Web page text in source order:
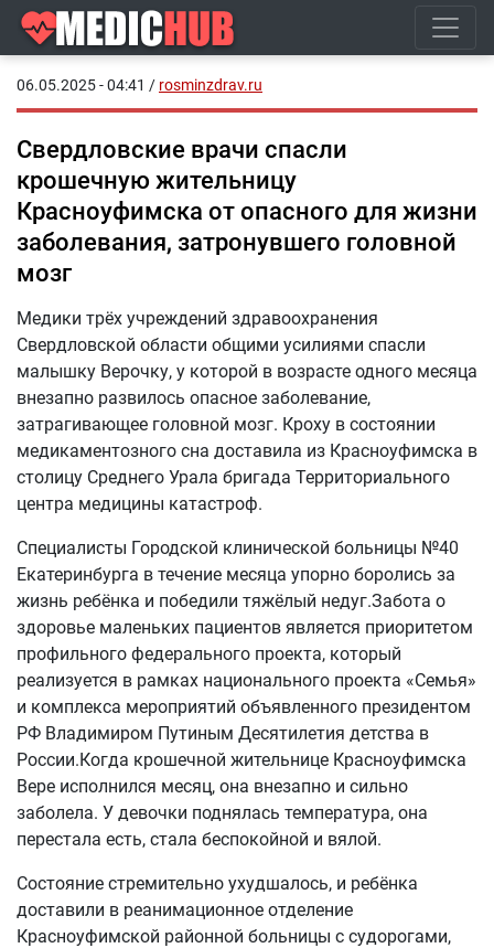
06.05.2025 - 04:41 / rosminzdrav.ru
Свердловские врачи спасли
крошечную жительницу
Красноуфимска от опасного для жизни
заболевания, затронувшего головной
мозг
Медики трёх учреждений здравоохранения
Свердловской области общими усилиями спасли
малышку Верочку, у которой в возрасте одного месяца
внезапно развилось опасное заболевание,
затрагивающее головной мозг. Кроху в состоянии
медикаментозного сна доставила из Красноуфимска в
столицу Среднего Урала бригада Территориального
центра медицины катастроф.
Специалисты Городской клинической больницы №40
Екатеринбурга в течение месяца упорно боролись за
жизнь ребёнка и победили тяжёлый недуг.Забота о
здоровье маленьких пациентов является приоритетом
профильного федерального проекта, который
реализуется в рамках национального проекта «Семья»
и комплекса мероприятий объявленного президентом
РФ Владимиром Путиным Десятилетия детства в
России.Когда крошечной жительнице Красноуфимска
Вере исполнился месяц, она внезапно и сильно
заболела. У девочки поднялась температура, она
перестала есть, стала беспокойной и вялой.
Состояние стремительно ухудшалось, и ребёнка
доставили в реанимационное отделение
Красноуфимской районной больницы с судорогами,